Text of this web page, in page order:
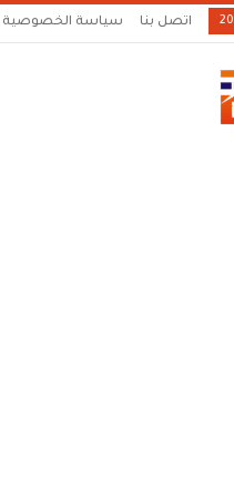
اتصل بنا سياسة الخصوصية